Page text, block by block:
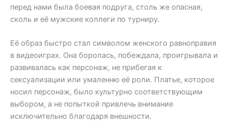
перед нами была боевая подруга, столь же опасная,
сколь и её мужские коллеги по турниру.
Её образ быстро стал символом женского равноправия
в видеоиграх. Она боролась, побеждала, проигрывала и
развивалась как персонаж, не прибегая к
сексуализации или умаленню её роли. Платье, которое
носил персонаж, было культурно соответствующим
выбором, а не попыткой привлечь внимание
исключительно благодаря внешности.